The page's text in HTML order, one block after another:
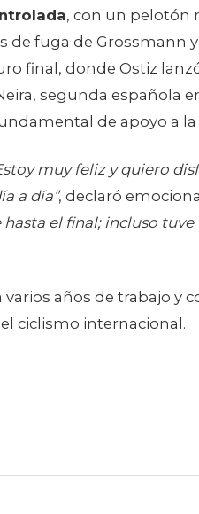
segunda española
de apoyo a la
muy feliz y quiero
a día”, declaró
años de trabajo y
ciclismo internacional.